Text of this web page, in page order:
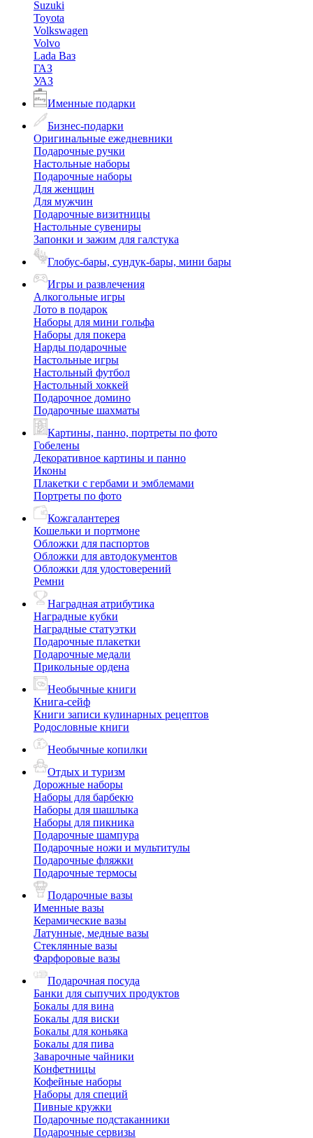
Suzuki
Toyota
Volkswagen
Volvo
Lada Ваз
ГАЗ
УАЗ
Именные подарки
Бизнес-подарки
Оригинальные ежедневники
Подарочные ручки
Настольные наборы
Подарочные наборы
Для женщин
Для мужчин
Подарочные визитницы
Настольные сувениры
Запонки и зажим для галстука
Глобус-бары, сундук-бары, мини бары
Игры и развлечения
Алкогольные игры
Лото в подарок
Наборы для мини гольфа
Наборы для покера
Нарды подарочные
Настольные игры
Настольный футбол
Настольный хоккей
Подарочное домино
Подарочные шахматы
Картины, панно, портреты по фото
Гобелены
Декоративное картины и панно
Иконы
Плакетки с гербами и эмблемами
Портреты по фото
Кожгалантерея
Кошельки и портмоне
Обложки для паспортов
Обложки для автодокументов
Обложки для удостоверений
Ремни
Наградная атрибутика
Наградные кубки
Наградные статуэтки
Подарочные плакетки
Подарочные медали
Прикольные ордена
Необычные книги
Книга-сейф
Книги записи кулинарных рецептов
Родословные книги
Необычные копилки
Отдых и туризм
Дорожные наборы
Наборы для барбекю
Наборы для шашлыка
Наборы для пикника
Подарочные шампура
Подарочные ножи и мультитулы
Подарочные фляжки
Подарочные термосы
Подарочные вазы
Именные вазы
Керамические вазы
Латунные, медные вазы
Стеклянные вазы
Фарфоровые вазы
Подарочная посуда
Банки для сыпучих продуктов
Бокалы для вина
Бокалы для виски
Бокалы для коньяка
Бокалы для пива
Заварочные чайники
Конфетницы
Кофейные наборы
Наборы для специй
Пивные кружки
Подарочные подстаканники
Подарочные сервизы